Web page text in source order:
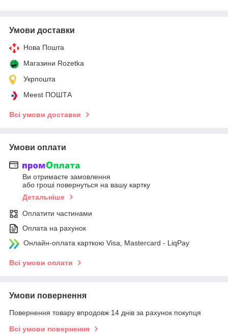
Умови доставки
Нова Пошта
Магазини Rozetka
Укрпошта
Meest ПОШТА
Всі умови доставки
Умови оплати
Ви отримаєте замовлення
або гроші повернуться на вашу картку
Детальніше
Оплатити частинами
Оплата на рахунок
Онлайн-оплата карткою Visa, Mastercard - LiqPay
Всі умови оплати
Умови повернення
Повернення товару впродовж 14 днів за рахунок покупця
Всі умови повернення